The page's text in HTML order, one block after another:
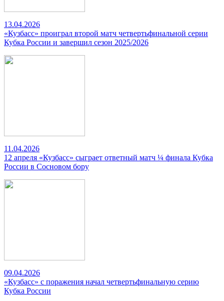
13.04.2026
«Кузбасс» проиграл второй матч четвертьфинальной серии
Кубка России и завершил сезон 2025/2026
11.04.2026
12 апреля «Кузбасс» сыграет ответный матч ¼ финала Кубка
России в Сосновом бору
09.04.2026
«Кузбасс» с поражения начал четвертьфинальную серию
Кубка России